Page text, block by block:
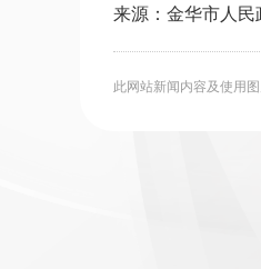
来源：金华市人民
此网站新闻内容及使用